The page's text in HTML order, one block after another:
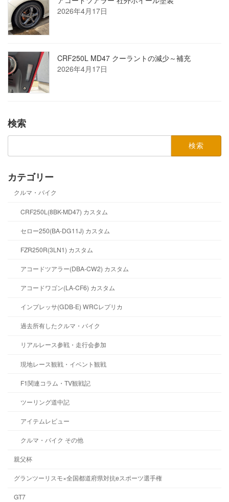
2026年4月17日
CRF250L MD47 クーラントの減少～補充
2026年4月17日
検索
カテゴリー
クルマ・バイク
CRF250L(8BK-MD47) カスタム
セロー250(BA-DG11J) カスタム
FZR250R(3LN1) カスタム
アコードツアラー(DBA-CW2) カスタム
アコードワゴン(LA-CF6) カスタム
インプレッサ(GDB-E) WRCレプリカ
過去所有したクルマ・バイク
リアルレース参戦・走行会参加
現地レース観戦・イベント観戦
F1関連コラム・TV観戦記
ツーリング道中記
アイテムレビュー
クルマ・バイク その他
親父杯
グランツーリスモ×全国都道府県対抗eスポーツ選手権
GT7